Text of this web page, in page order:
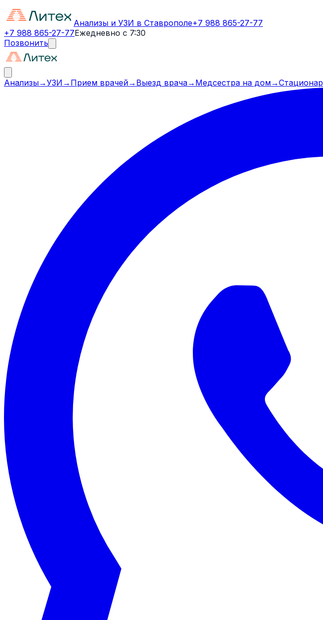
Анализы и УЗИ в Ставрополе+7 988 865-27-77
+7 988 865-27-77Ежедневно с 7:30
Позвонить
Анализы→УЗИ → Прием врачей→ Выезд врача→ Медсестра на дом→Стационар